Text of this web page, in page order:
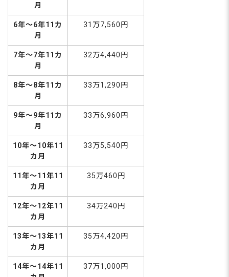
月
6年～6年11カ
月
31万7,560円
7年～7年11カ
月
32万4,440円
8年～8年11カ
月
33万1,290円
9年～9年11カ
月
33万6,960円
10年～10年11
カ月
33万5,540円
11年～11年11
カ月
35万460円
12年～12年11
カ月
34万240円
13年～13年11
カ月
35万4,420円
14年～14年11
37万1,000円